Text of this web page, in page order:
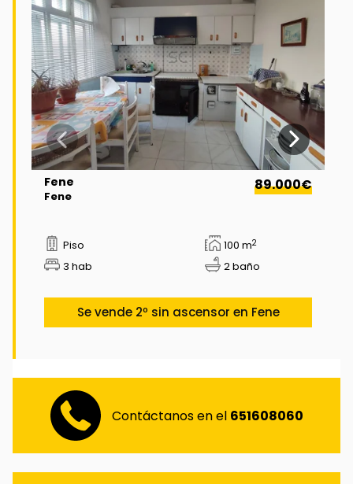
Fene
Fene
89.000€
Piso 100 m2
3 hab 2 baño
Se vende 2º sin ascensor en Fene
Contáctanos en el 651608060